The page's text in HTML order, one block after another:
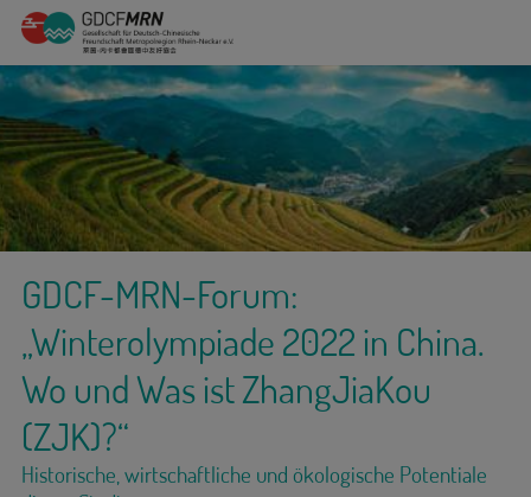
GDCF-MRN-Forum:
„Winterolympiade 2022 in China.
Wo und Was ist ZhangJiaKou
(ZJK)?“
Historische, wirtschaftliche und ökologische Potentiale